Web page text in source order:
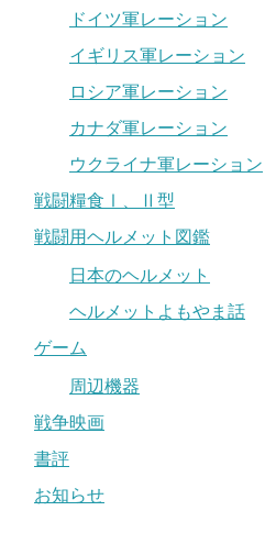
ドイツ軍レーション
イギリス軍レーション
ロシア軍レーション
カナダ軍レーション
ウクライナ軍レーション
戦闘糧食Ⅰ、Ⅱ型
戦闘用ヘルメット図鑑
日本のヘルメット
ヘルメットよもやま話
ゲーム
周辺機器
戦争映画
書評
お知らせ